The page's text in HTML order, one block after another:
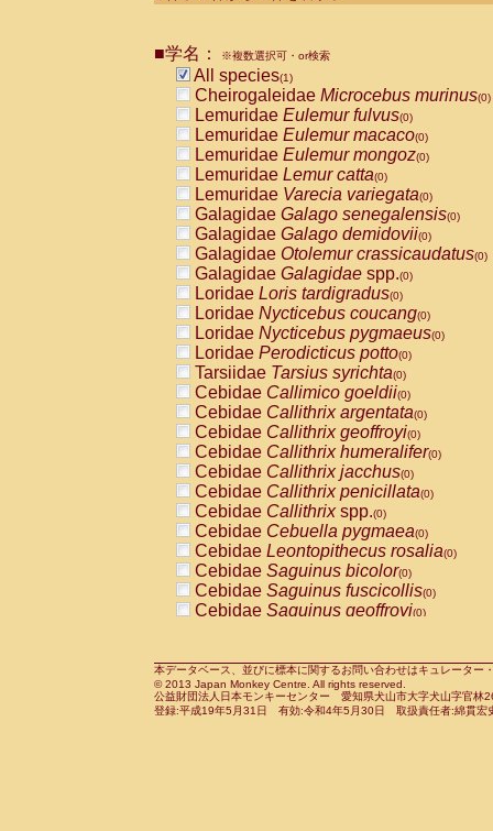
CebidaeCebus nigrivittatus
CebidaeCebus
CebidaeSaimiri boliviensis(0)
CebidaeSaimiri sciureus(0)
AtelidaeAlouatta caraya(0)
AtelidaeAlouatta fusca(0)
AtelidaeAlouatta seniculus
AtelidaeAlouattaspp.(0)
AtelidaeAteles belzebuth(0)
AtelidaeAteles geoffroyi(0)
AtelidaeAteles paniscus(0)
AtelidaeAtelesspp.(0)
Atelidae Lagothrix lagothricha
AtelidaeLagothrix lagothricha cana
PitheciidaeCacajao calvus
PitheciidaeCallicebus cupreus
PitheciidaeCallicebus donacophilus
PitheciidaeCallicebus moloch
PitheciidaeCallicebus torquatus
PitheciidaeCallicebusspp.(0)
PitheciidaeChiropotes satanas(0)
PitheciidaePithecia monachus
PitheciidaePithecia pithecia(0)
CercopithecidaeCercocebus agilis
CercopithecidaeCercocebus
CercopithecidaeCercocebus
CercopithecidaeCercocebus
CercopithecidaeCercocebus
CercopithecidaeCercocebushybrid
CercopithecidaePapio anubis(0)
CercopithecidaePapio cynocephalus
CercopithecidaePapio hamadryas(0)
■学名： ※複数選択可・or検索
All species(1)
Cheirogaleidae Microcebus murinus(0)
Lemuridae Eulemur fulvus(0)
Lemuridae Eulemur macaco(0)
Lemuridae Eulemur mongoz(0)
Lemuridae Lemur catta(0)
Lemuridae Varecia variegata(0)
Galagidae Galago senegalensis(0)
Galagidae Galago demidovii(0)
Galagidae Otolemur crassicaudatus(0)
Galagidae Galagidae spp.(0)
Loridae Loris tardigradus(0)
Loridae Nycticebus coucang(0)
Loridae Nycticebus pygmaeus(0)
Loridae Perodicticus potto(0)
Tarsiidae Tarsius syrichta(0)
Cebidae Callimico goeldii(0)
Cebidae Callithrix argentata(0)
Cebidae Callithrix geoffroyi(0)
Cebidae Callithrix humeralifer(0)
Cebidae Callithrix jacchus(0)
Cebidae Callithrix penicillata(0)
Cebidae Callithrixspp.(0)
Cebidae Cebuella pygmaea(0)
Cebidae Leontopithecus rosalia(0)
Cebidae Saguinus bicolor(0)
Cebidae Saguinus fuscicollis(0)
Cebidae Saguinus geoffroyi(0)
CebidaeSaguinus leucopus(0)
CebidaeSaguinus midas(0)
Cebidae Saguinus mystax(0)
本データベース、並びに標本に関するお問い合わせはキュレータ
© 2013 Japan Monkey Centre. All rights reserved.
公益財団法人日本モンキーセンター 愛知県犬山市大字犬山字官
登録:平成19年5月31日 有効:令和4年5月30日 取扱責任者:綿貫宏